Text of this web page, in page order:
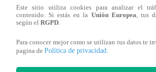
Mira AQUÍ el nuevo
episodio de “Pobre Novio”
EN VIVO
Este sitio utiliza cookies para analizar el
contenido. Si estás en la Unión Europea , tus
según el RGPD
Para conocer mejor como se utilizan tus datos te
pagina de Política de privacidad